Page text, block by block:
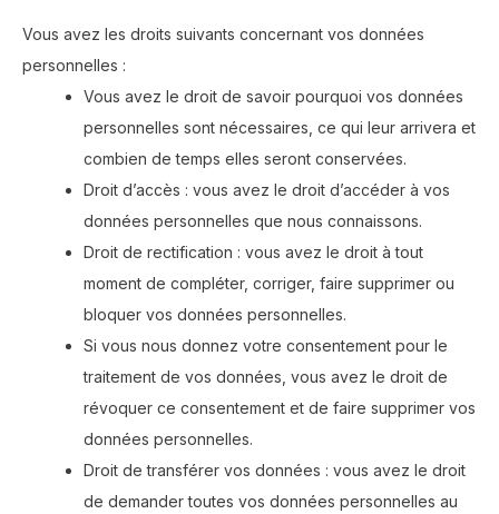
Vous avez les droits suivants concernant vos données
personnelles :
Vous avez le droit de savoir pourquoi vos données
personnelles sont nécessaires, ce qui leur arrivera et
combien de temps elles seront conservées.
Droit d’accès : vous avez le droit d’accéder à vos
données personnelles que nous connaissons.
Droit de rectification : vous avez le droit à tout
moment de compléter, corriger, faire supprimer ou
bloquer vos données personnelles.
Si vous nous donnez votre consentement pour le
traitement de vos données, vous avez le droit de
révoquer ce consentement et de faire supprimer vos
données personnelles.
Droit de transférer vos données : vous avez le droit
de demander toutes vos données personnelles au